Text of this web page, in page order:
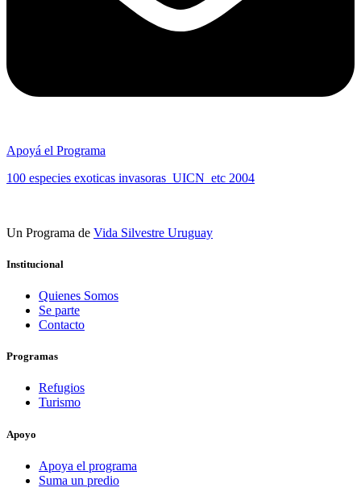
Apoyá el Programa
100 especies exoticas invasoras_UICN_etc 2004
Un Programa de Vida Silvestre Uruguay
Institucional
Quienes Somos
Se parte
Contacto
Programas
Refugios
Turismo
Apoyo
Apoya el programa
Suma un predio